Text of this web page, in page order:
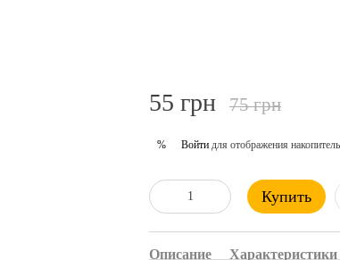
55 грн 75 грн
% Войти для отображения
Купить
Описание
Характеристики